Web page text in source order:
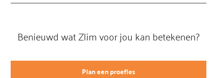
Benieuwd wat Zlim voor jou kan betekenen?
Plan een proefles